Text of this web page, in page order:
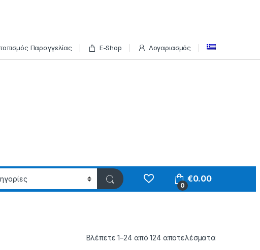
Παραγγελίας E-Shop Λογαριασμός
0
€0.00
Βλέπετε 1–24 από 124 αποτελέσματα